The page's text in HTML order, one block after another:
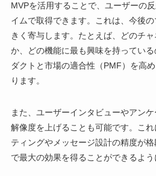
MVPを活用することで、ユーザーの
イムで取得できます。これは、今後
きく寄与します。たとえば、どのチ
か、どの機能に最も興味を持ってい
ダクトと市場の適合性（PMF）を高
ります。
また、ユーザーインタビューやアン
解像度を上げることも可能です。こ
ティングやメッセージ設計の精度が
で最大の効果を得ることができるよう